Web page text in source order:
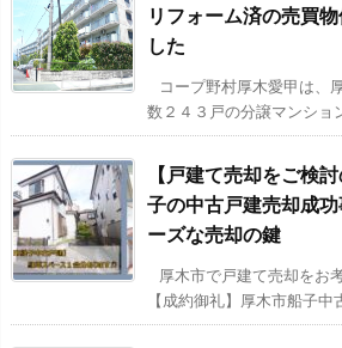
リフォーム済の売買
した
コープ野村厚木愛甲は、
数２４３戸の分譲マンショ
【戸建て売却をご検
子の中古戸建売却成
ーズな売却の鍵
厚木市で戸建て売却をお
【成約御礼】厚木市船子中